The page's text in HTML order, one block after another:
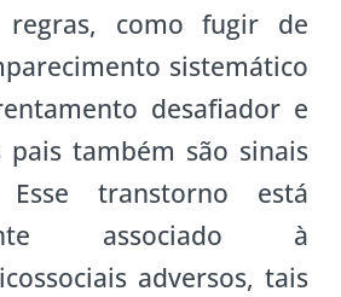
regras, como fugir de
sistemático
desafiador e
também são sinais
transtorno está
associado à
adversos, tais